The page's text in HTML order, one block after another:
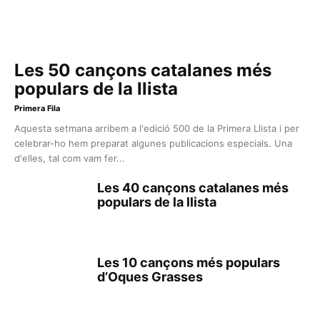
Les 50 cançons catalanes més
populars de la llista
Primera Fila
Aquesta setmana arribem a l'edició 500 de la Primera Llista i per
celebrar-ho hem preparat algunes publicacions especials. Una
d'elles, tal com vam fer...
Les 40 cançons catalanes més
populars de la llista
Les 10 cançons més populars
d’Oques Grasses